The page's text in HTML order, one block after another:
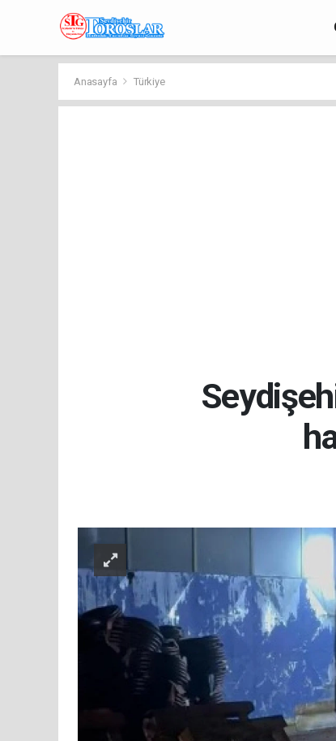
Anasayfa Türkiye